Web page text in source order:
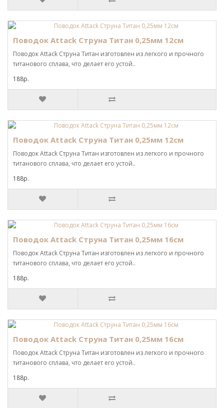
Поводок Attack Струна Титан 0,25мм 12см
Поводок Attack Струна Титан изготовлен из легкого и прочного
титанового сплава, что делает его устой..
188р.
Поводок Attack Струна Титан 0,25мм 12см
Поводок Attack Струна Титан изготовлен из легкого и прочного
титанового сплава, что делает его устой..
188р.
Поводок Attack Струна Титан 0,25мм 16см
Поводок Attack Струна Титан изготовлен из легкого и прочного
титанового сплава, что делает его устой..
188р.
Поводок Attack Струна Титан 0,25мм 16см
Поводок Attack Струна Титан изготовлен из легкого и прочного
титанового сплава, что делает его устой..
188р.